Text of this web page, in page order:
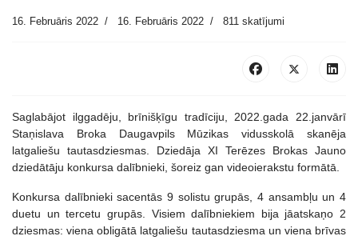
16. Februāris 2022 16. Februāris 2022 811 skatījumi
Saglabājot ilggadēju, brīnišķīgu tradīciju, 2022.gada 22.janvārī
Staņislava Broka Daugavpils Mūzikas vidusskolā skanēja
latgaliešu tautasdziesmas. Dziedāja XI Terēzes Brokas Jauno
dziedātāju konkursa dalībnieki, šoreiz gan videoierakstu formātā.
Konkursa dalībnieki sacentās 9 solistu grupās, 4 ansambļu un 4
duetu un tercetu grupās. Visiem dalībniekiem bija jāatskaņo 2
dziesmas: viena obligātā latgaliešu tautasdziesma un viena brīvas